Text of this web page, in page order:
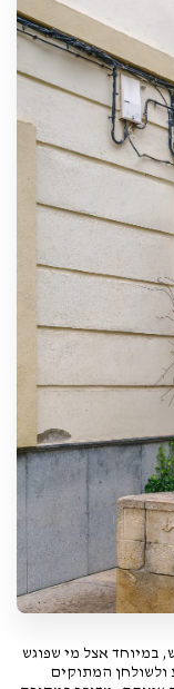
במיוחד אצל מי שפוגש
המתוקים